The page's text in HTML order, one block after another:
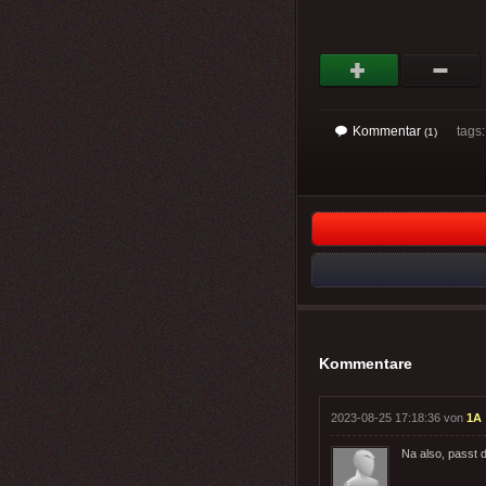
Kommentar (1) tags:
Kommentare
2023-08-25 17:18:36 von 1A
Na also, passt